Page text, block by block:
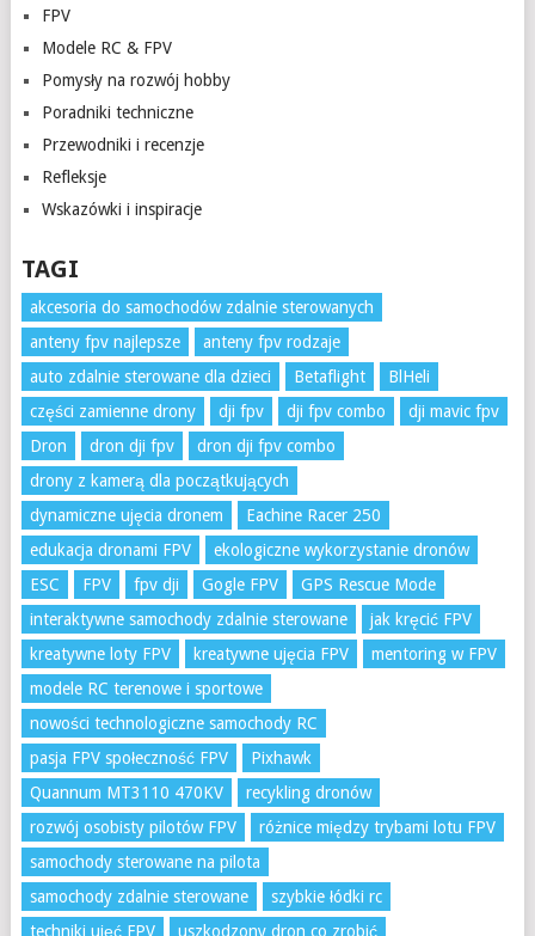
FPV
Modele RC & FPV
Pomysły na rozwój hobby
Poradniki techniczne
Przewodniki i recenzje
Refleksje
Wskazówki i inspiracje
TAGI
akcesoria do samochodów zdalnie sterowanych
anteny fpv najlepsze
anteny fpv rodzaje
auto zdalnie sterowane dla dzieci
Betaflight
BlHeli
części zamienne drony
dji fpv dji fpv combo
dji mavic fpv
Dron
dron dji fpv
dron dji fpv combo
drony z kamerą dla początkujących
dynamiczne ujęcia dronem
Eachine Racer 250
edukacja dronami FPV
ekologiczne wykorzystanie dronów
ESC
FPV fpv dji Gogle FPV
GPS Rescue Mode
interaktywne samochody zdalnie sterowane
jak kręcić FPV
kreatywne loty FPV
kreatywne ujęcia FPV
mentoring w FPV
modele RC terenowe i sportowe
nowości technologiczne samochody RC
pasja FPV społeczność FPV
Pixhawk
Quannum MT3110 470KV
recykling dronów
rozwój osobisty pilotów FPV
różnice między trybami lotu FPV
samochody sterowane na pilota
samochody zdalnie sterowane
szybkie łódki rc
techniki ujęć FPV
uszkodzony dron co zrobić